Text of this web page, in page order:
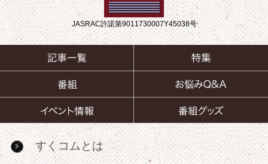
JASRAC許諾第9011730007Y45038号
すくコムとは